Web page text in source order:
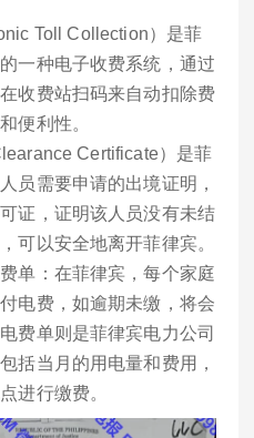
Toll Collection）是菲
一种电子收费系统，通过
收费站扫码来自动扣除费
便利性。
Certificate）是菲
员需要申请的出境证明，
证，证明该人员没有未结
可以安全地离开菲律宾。
单：在菲律宾，每个家庭
电费，如逾期未缴，将会
费单则是菲律宾电力公司
括当月的用电量和费用，
进行缴费。